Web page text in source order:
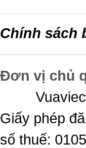
Chính sách
Đơn vị chủ
Giấy phép
số thuế: